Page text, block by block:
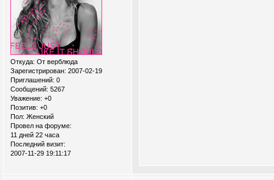
Откуда: От верблюда
Зарегистрирован: 2007-02-19
Приглашений: 0
Сообщений: 5267
Уважение: +0
Позитив: +0
Пол: Женский
Провел на форуме:
11 дней 22 часа
Последний визит:
2007-11-29 19:11:17